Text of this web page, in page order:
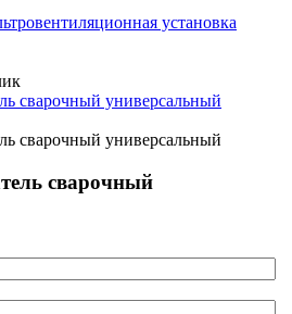
установка
сварочный